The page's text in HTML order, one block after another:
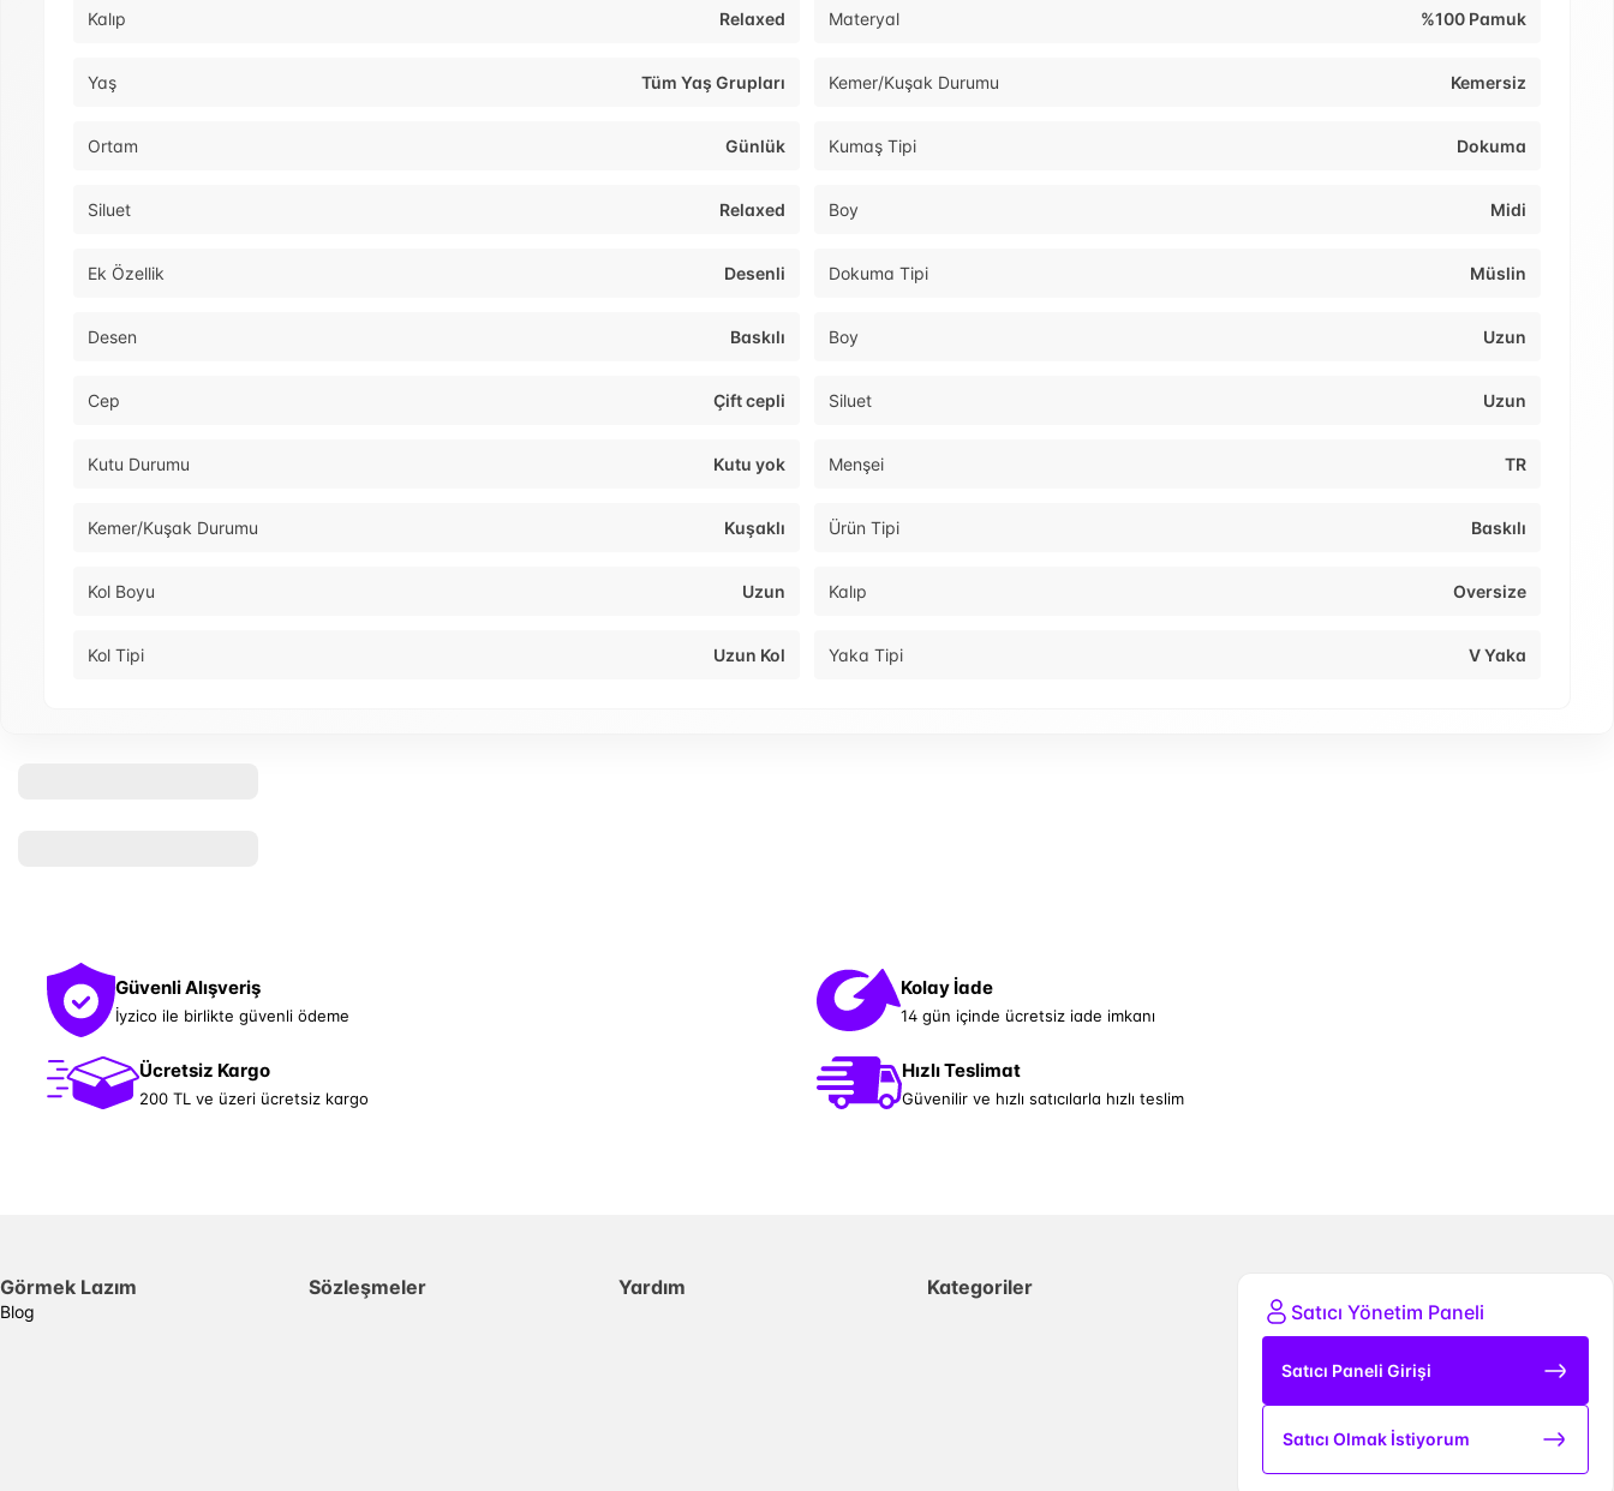
Kalıp Relaxed Materyal %100 Pamuk
Yaş Tüm Yaş Grupları Kemer/Kuşak Durumu Kemersiz
Ortam Günlük Kumaş Tipi Dokuma
Siluet Relaxed Boy Midi
Ek Özellik Desenli Dokuma Tipi Müslin
Desen Baskılı Boy Uzun
Cep Çift cepli Siluet Uzun
Kutu Durumu Kutu yok Menşei TR
Kemer/Kuşak Durumu Kuşaklı Ürün Tipi Baskılı
Kol Boyu Uzun Kalıp Oversize
Kol Tipi Uzun Kol Yaka Tipi V Yaka
Güvenli Alışveriş
İyzico ile birlikte güvenli ödeme
Kolay İade
14 gün içinde ücretsiz iade imkanı
Ücretsiz Kargo
200 TL ve üzeri ücretsiz kargo
Hızlı Teslimat
Güvenilir ve hızlı satıcılarla hızlı teslim
Görmek Lazım
Blog
Sözleşmeler Yardım
Kategoriler
Satıcı Yönetim Paneli
Satıcı Paneli Girişi
Satıcı Olmak İstiyorum